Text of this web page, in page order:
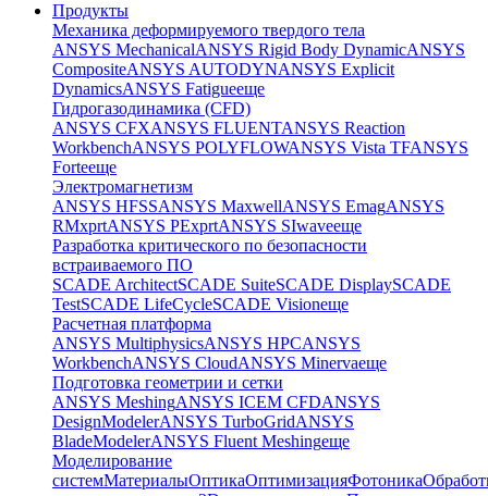
Продукты
Механика деформируемого твердого тела
ANSYS MechanicalANSYS Rigid Body DynamicANSYS
CompositeANSYS AUTODYNANSYS Explicit
DynamicsANSYS Fatigueеще
Гидрогазодинамика (CFD)
ANSYS CFXANSYS FLUENTANSYS Reaction
WorkbenchANSYS POLYFLOWANSYS Vista TFANSYS
Forteеще
Электромагнетизм
ANSYS HFSSANSYS MaxwellANSYS EmagANSYS
RMxprtANSYS PExprtANSYS SIwaveеще
Разработка критического по безопасности
встраиваемого ПО
SCADE ArchitectSCADE SuiteSCADE DisplaySCADE
TestSCADE LifeCycleSCADE Visionеще
Расчетная платформа
ANSYS MultiphysicsANSYS HPCANSYS
WorkbenchANSYS CloudANSYS Minervaеще
Подготовка геометрии и сетки
ANSYS MeshingANSYS ICEM CFDANSYS
DesignModelerANSYS TurboGridANSYS
BladeModelerANSYS Fluent Meshingеще
Моделирование
системМатериалыОптикаОптимизацияФотоника